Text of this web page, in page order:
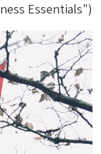
("Harvard Business Essentials").